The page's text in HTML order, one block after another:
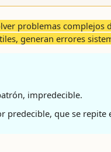
problemas complejos
generan errores
impredecible.
predecible, que se repite